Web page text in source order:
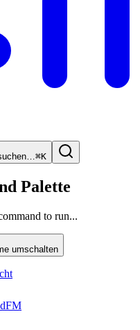
⌘K
Palette
to run...
umschalten